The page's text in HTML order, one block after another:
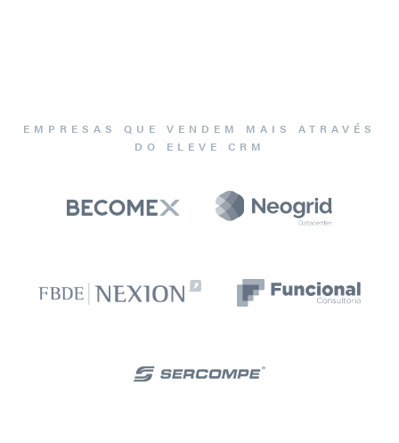
EMPRESAS QUE VENDEM MAIS ATRAVÉS
DO ELEVE CRM